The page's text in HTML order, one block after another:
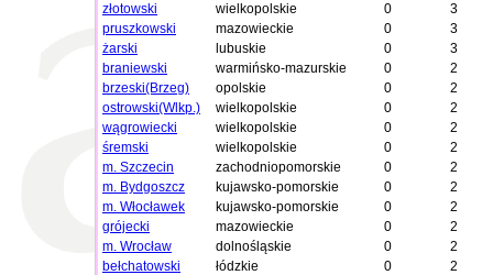
złotowski
wielkopolskie 0
3
pruszkowski
mazowieckie 0
3
żarski
lubuskie 0
3
braniewski
warmińsko-mazurskie 0
2
brzeski(Brzeg)
opolskie 0
2
ostrowski(Wlkp.)
wielkopolskie 0
2
wągrowiecki
wielkopolskie 0
2
śremski
wielkopolskie 0
2
m. Szczecin
zachodniopomorskie 0
2
m. Bydgoszcz
kujawsko-pomorskie 0
2
m. Włocławek
kujawsko-pomorskie 0
2
grójecki
mazowieckie 0
2
m. Wrocław
dolnośląskie 0
2
bełchatowski
łódzkie 0
2